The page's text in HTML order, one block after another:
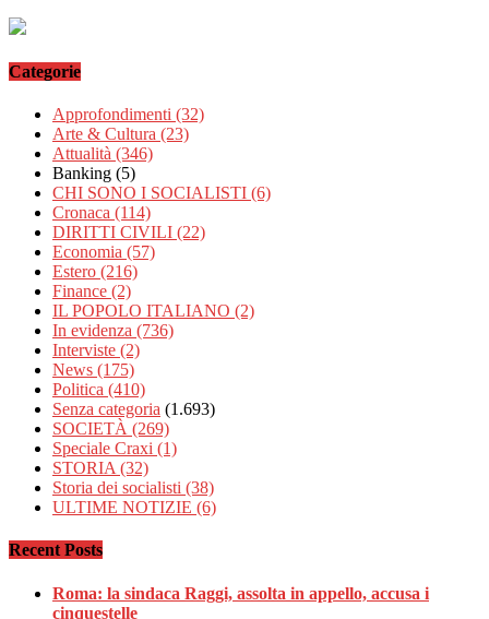
Categorie
Approfondimenti (32)
Arte & Cultura (23)
Attualità (346)
Banking (5)
CHI SONO I SOCIALISTI (6)
Cronaca (114)
DIRITTI CIVILI (22)
Economia (57)
Estero (216)
Finance (2)
IL POPOLO ITALIANO (2)
In evidenza (736)
Interviste (2)
News (175)
Politica (410)
Senza categoria (1.693)
SOCIETÀ (269)
Speciale Craxi (1)
STORIA (32)
Storia dei socialisti (38)
ULTIME NOTIZIE (6)
Recent Posts
Roma: la sindaca Raggi, assolta in appello, accusa i
cinquestelle